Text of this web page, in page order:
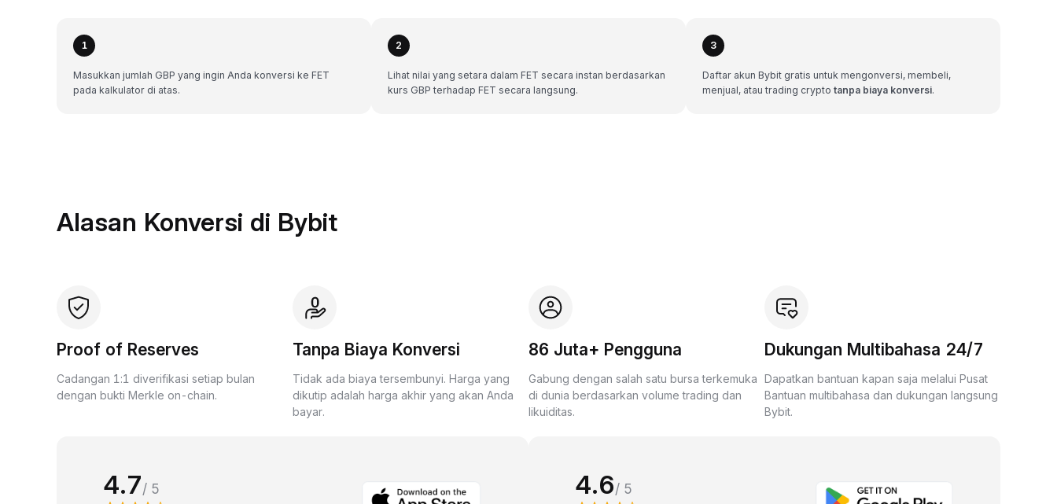
1
Masukkan jumlah GBP yang ingin Anda konversi ke FET
pada kalkulator di atas.
2
Lihat nilai yang setara dalam FET secara instan berdasarkan
kurs GBP terhadap FET secara langsung.
3
Daftar akun Bybit gratis untuk mengonversi, membeli,
menjual, atau trading crypto tanpa biaya konversi.
Alasan Konversi di Bybit
Proof of Reserves
Cadangan 1:1 diverifikasi setiap bulan
dengan bukti Merkle on-chain.
Tanpa Biaya Konversi
Tidak ada biaya tersembunyi. Harga yang
dikutip adalah harga akhir yang akan Anda
bayar.
86 Juta+ Pengguna
Gabung dengan salah satu bursa terkemuka
di dunia berdasarkan volume trading dan
likuiditas.
Dukungan Multibahasa 24/7
Dapatkan bantuan kapan saja melalui Pusat
Bantuan multibahasa dan dukungan langsung
Bybit.
4.7/ 5 4.6/ 5